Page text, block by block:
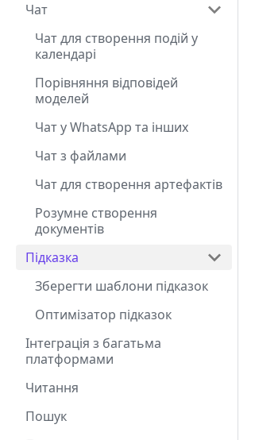
Чат
Чат для створення подій у
календарі
Порівняння відповідей
моделей
Чат у WhatsApp та інших
Чат з файлами
Чат для створення артефактів
Розумне створення
документів
Підказка
Зберегти шаблони підказок
Оптимізатор підказок
Інтеграція з багатьма
платформами
Читання
Пошук